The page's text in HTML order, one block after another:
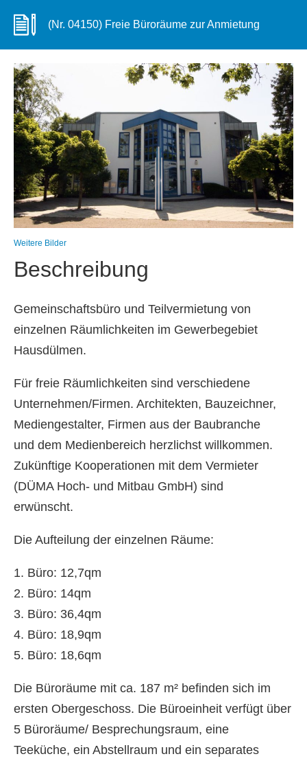
(Nr. 04150) Freie Büroräume zur Anmietung
Weitere Bilder
Beschreibung
Gemeinschaftsbüro und Teilvermietung von
einzelnen Räumlichkeiten im Gewerbegebiet
Hausdülmen.
Für freie Räumlichkeiten sind verschiedene
Unternehmen/Firmen. Architekten, Bauzeichner,
Mediengestalter, Firmen aus der Baubranche
und dem Medienbereich herzlichst willkommen.
Zukünftige Kooperationen mit dem Vermieter
(DÜMA Hoch- und Mitbau GmbH) sind
erwünscht.
Die Aufteilung der einzelnen Räume:
1. Büro: 12,7qm
2. Büro: 14qm
3. Büro: 36,4qm
4. Büro: 18,9qm
5. Büro: 18,6qm
Die Büroräume mit ca. 187 m² befinden sich im
ersten Obergeschoss. Die Büroeinheit verfügt über
5 Büroräume/ Besprechungsraum, eine
Teeküche, ein Abstellraum und ein separates